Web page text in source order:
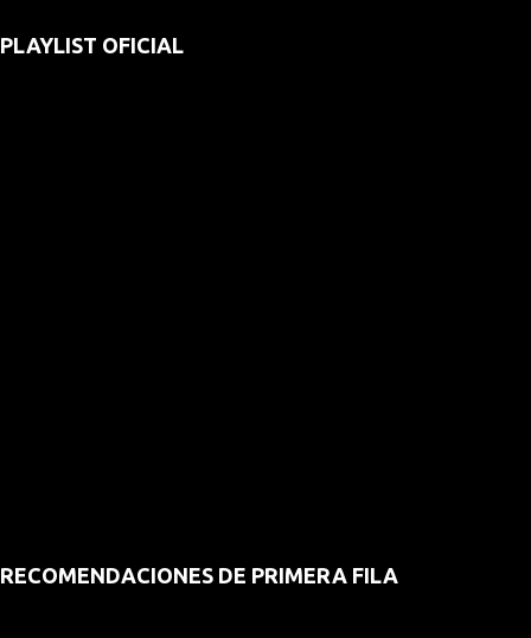
PLAYLIST OFICIAL
RECOMENDACIONES DE PRIMERA FILA